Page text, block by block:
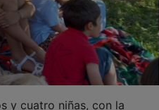
y cuatro niñas, con la
la reapertura del centro
en consolidar y mantener
de forma efectiva